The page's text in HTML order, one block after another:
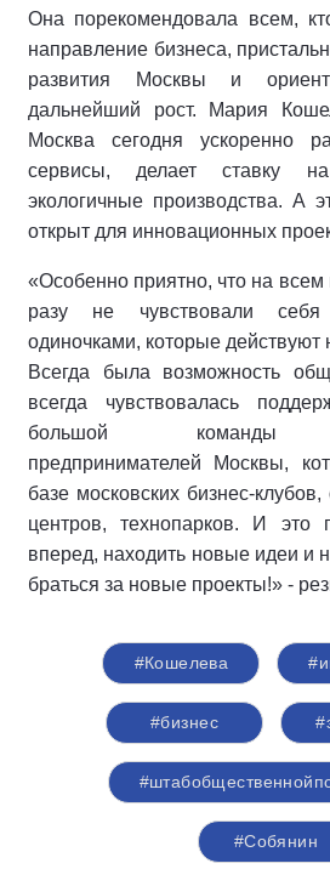
Она порекомендовала всем,
направление бизнеса,
развития Москвы и
дальнейший рост. Мария
Москва сегодня ускоренно
сервисы, делает ставку
экологичные производства. А
открыт для инновационных
«Особенно приятно, что на всем
разу не чувствовали себя
одиночками, которые действуют
Всегда была возможность
всегда чувствовалась
большой команды
предпринимателей Москвы,
базе московских бизнес-
центров, технопарков. И это
вперед, находить новые идеи и
браться за новые проекты!» -
#Кошелева
#бизнес
#Собянин